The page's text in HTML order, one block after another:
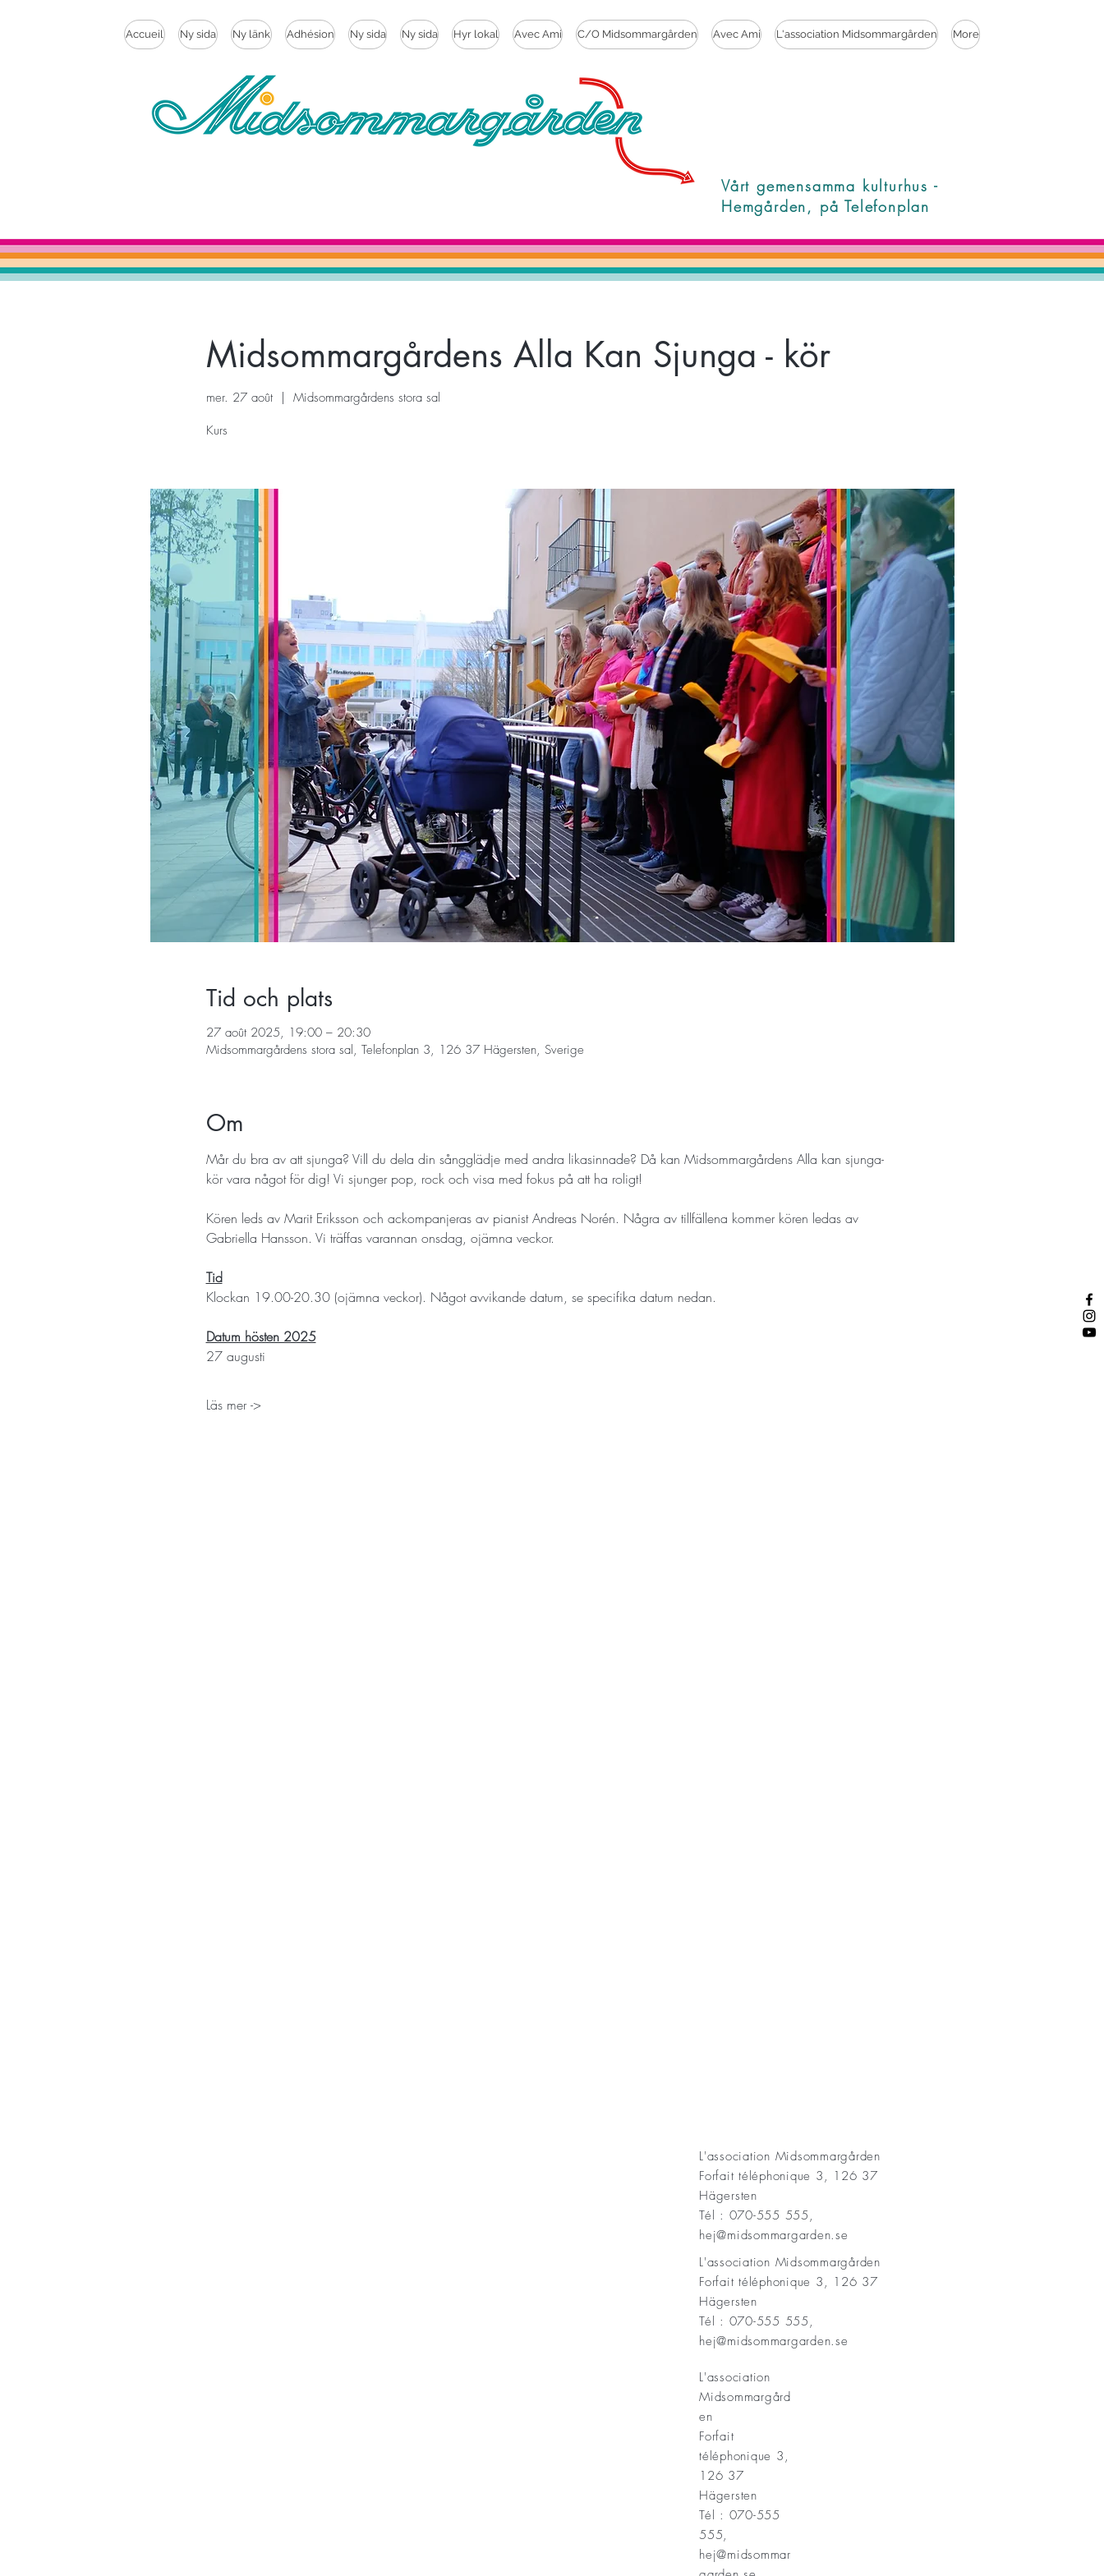
Accueil Ny sida Ny länk Adhésion Ny sida Ny sida Hyr lokal Avec Ami C/O Midsommargården Avec Ami L'association Midsommargården More
Vårt gemensamma kulturhus -
Hemgården, på Telefonplan
Midsommargårdens Alla Kan Sjunga - kör
mer. 27 août
  |
Midsommargårdens stora sal
Kurs
Tid och plats
27 août 2025, 19:00 – 20:30
Midsommargårdens stora sal, Telefonplan 3, 126 37 Hägersten, Sverige
Om
Mår du bra av att sjunga? Vill du dela din sångglädje med andra likasinnade? Då kan Midsommargårdens Alla kan sjunga-
kör vara något för dig! Vi sjunger pop, rock och visa med fokus på att ha roligt!
Kören leds av Marit Eriksson och ackompanjeras av pianist Andreas Norén. Några av tillfällena kommer kören ledas av
Gabriella Hansson. Vi träffas varannan onsdag, ojämna veckor.
Tid
Klockan 19.00-20.30 (ojämna veckor). Något avvikande datum, se specifika datum nedan.
Datum hösten 2025
27 augusti
Läs mer ->
L'association Midsommargården
Forfait téléphonique 3, 126 37
Hägersten
Tél : 070-555 555,
hej@midsommargarden.se
L'association Midsommargården
Forfait téléphonique 3, 126 37
Hägersten
Tél : 070-555 555,
hej@midsommargarden.se
L'association
Midsommargård
en
Forfait
téléphonique 3,
126 37
Hägersten
Tél : 070-555
555,
hej@midsommar